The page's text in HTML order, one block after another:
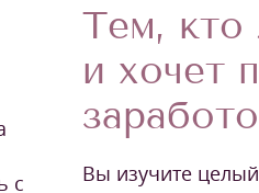
с
Тем, кто
и хочет
Вы изучите